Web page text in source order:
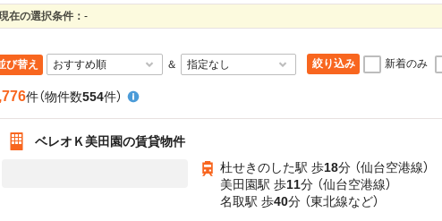
在の選択条件： -
び替え ＆ 絞り込み 新着のみ
件（物件数554件）
ベレオＫ美田園の賃貸物件
杜せきのした駅 歩18分 （仙台空港線）
美田園駅 歩11分 （仙台空港線）
名取駅 歩40分 （東北線など）